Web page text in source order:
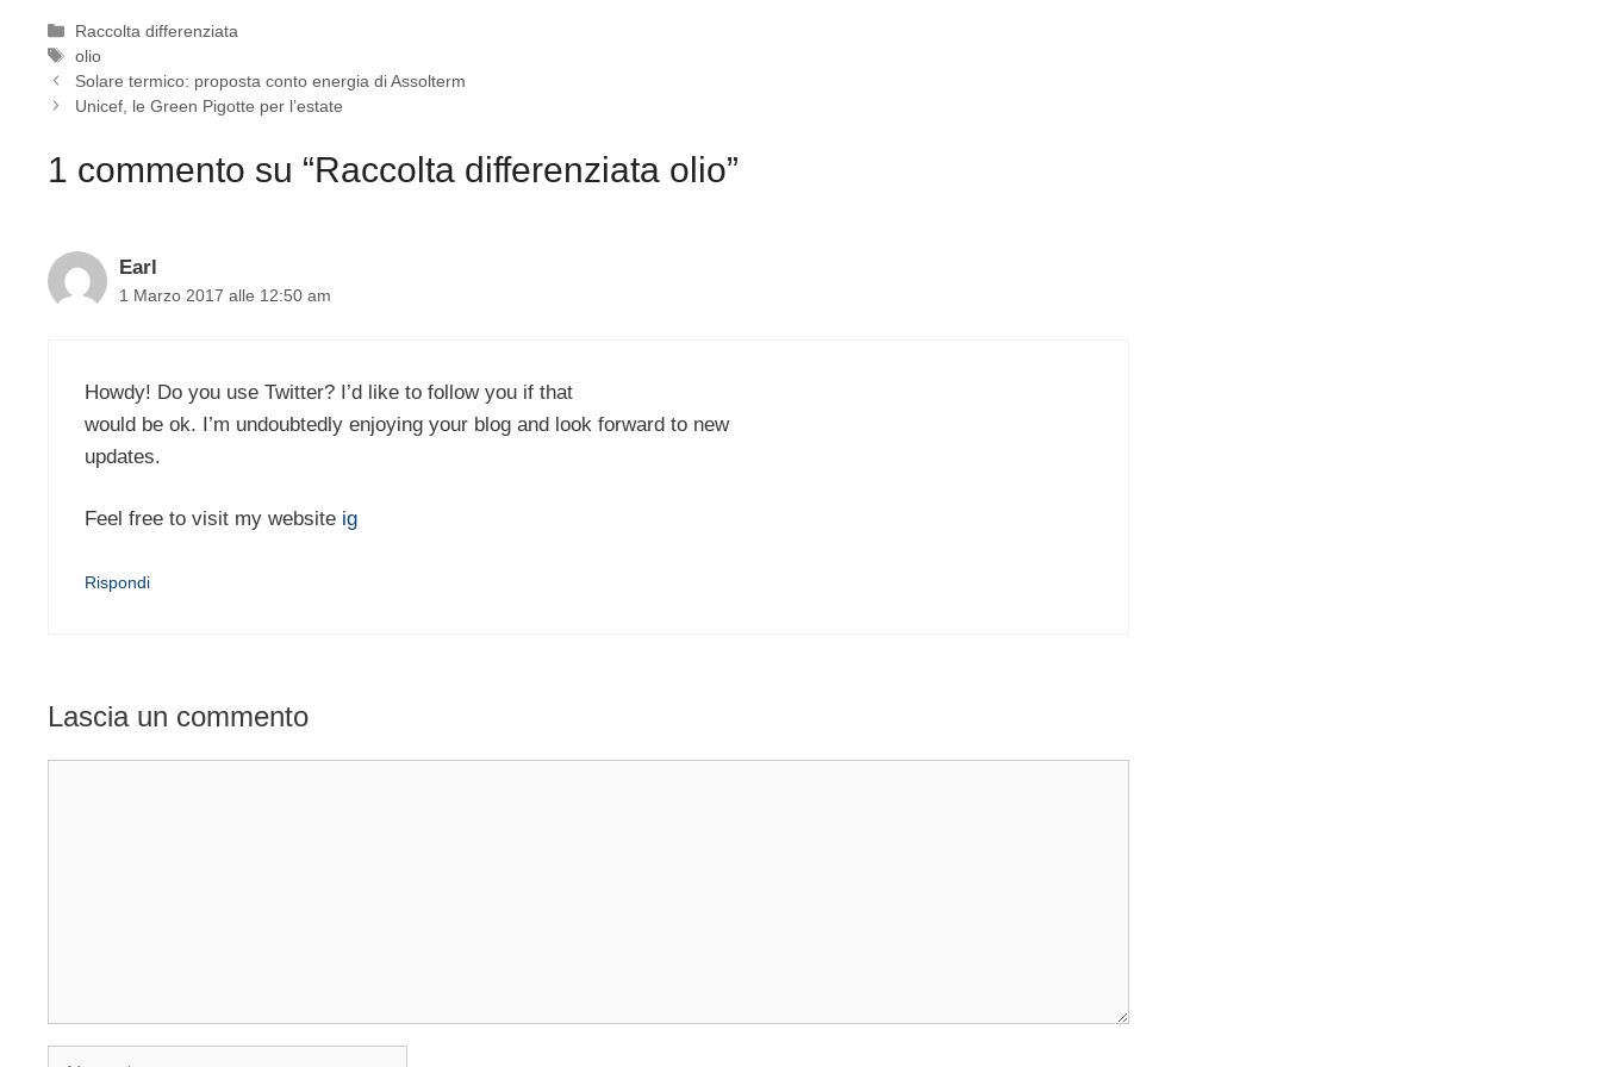
Categorie
Raccolta differenziata
Tag
olio
Solare termico: proposta conto energia di Assolterm
Unicef, le Green Pigotte per l’estate
1 commento su “Raccolta differenziata olio”
Earl
1 Marzo 2017 alle 12:50 am
Howdy! Do you use Twitter? I’d like to follow you if that
would be ok. I’m undoubtedly enjoying your blog and look forward to new
updates.
Feel free to visit my website ig
Rispondi
Lascia un commento
Nome